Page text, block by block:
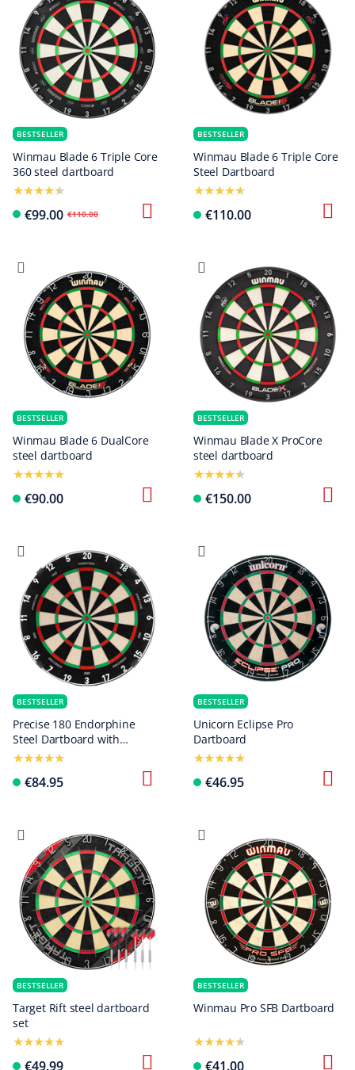
BESTSELLER
Winmau Blade 6 Triple Core
360 steel dartboard
€99.00 €110.00
BESTSELLER
Winmau Blade 6 Triple Core
Steel Dartboard
€110.00
BESTSELLER
Winmau Blade 6 DualCore
steel dartboard
€90.00
BESTSELLER
Winmau Blade X ProCore
steel dartboard
€150.00
BESTSELLER
Precise 180 Endorphine
Steel Dartboard with
Numbered Ring - Classic
€84.95
BESTSELLER
Unicorn Eclipse Pro
Dartboard
€46.95
BESTSELLER
Target Rift steel dartboard
set
€49.99
BESTSELLER
Winmau Pro SFB Dartboard
€41.00